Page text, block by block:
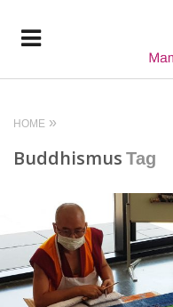
HOME
Buddhismus Tag